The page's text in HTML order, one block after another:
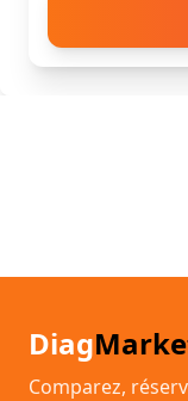
Diag
Comparez,